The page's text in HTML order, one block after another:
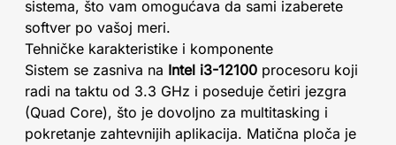
sistema, što vam omogućava da sami izaberete
softver po vašoj meri.
Tehničke karakteristike i komponente
Sistem se zasniva na Intel i3-12100 procesoru koji
radi na taktu od 3.3 GHz i poseduje četiri jezgra
(Quad Core), što je dovoljno za multitasking i
pokretanje zahtevnijih aplikacija. Matična ploča je